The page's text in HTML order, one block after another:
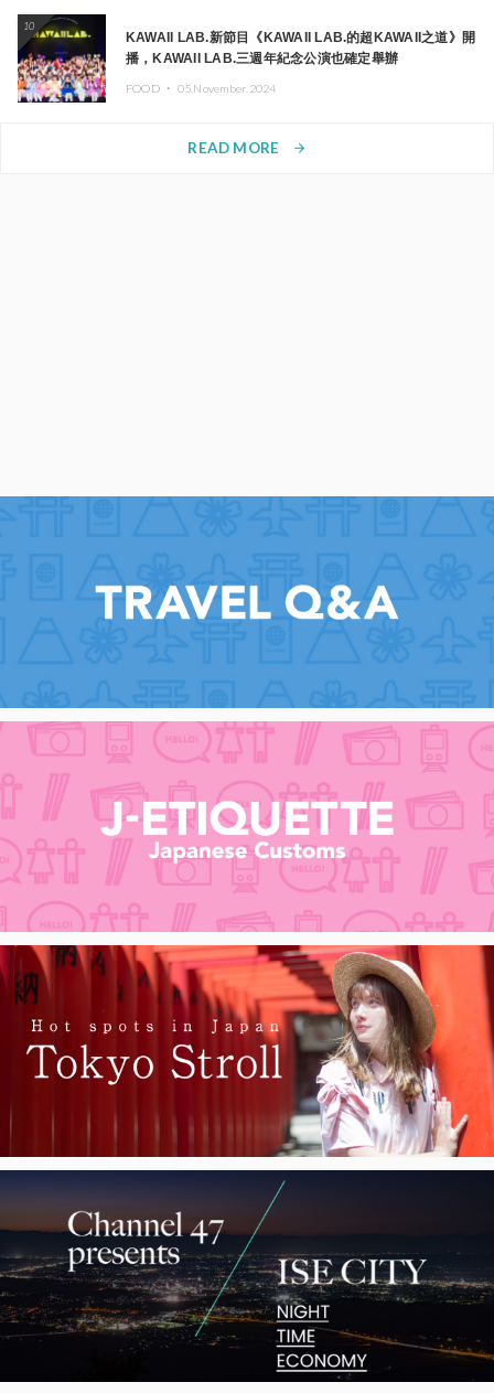
10
KAWAII LAB.新節目《KAWAII LAB.的超KAWAII之道》開
播，KAWAII LAB.三週年紀念公演也確定舉辦
FOOD ・ 05.November.2024
READ MORE arrow_forward